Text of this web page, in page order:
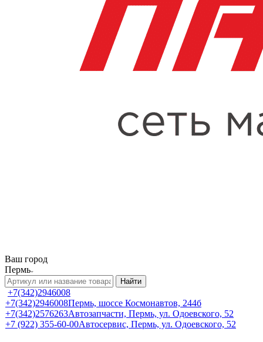
Ваш город
Пермь
Найти
+7(342)2946008
+7(342)2946008Пермь, шоссе Космонавтов, 244б
+7(342)2576263Автозапчасти, Пермь, ул. Одоевского, 52
+7 (922) 355-60-00Автосервис, Пермь, ул. Одоевского, 52